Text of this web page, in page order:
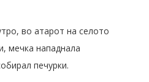
во атарот на селото
мечка нападнала
печурки.